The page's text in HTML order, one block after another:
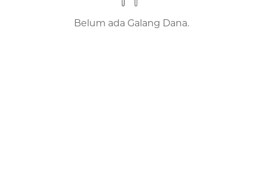
Belum ada Galang Dana.